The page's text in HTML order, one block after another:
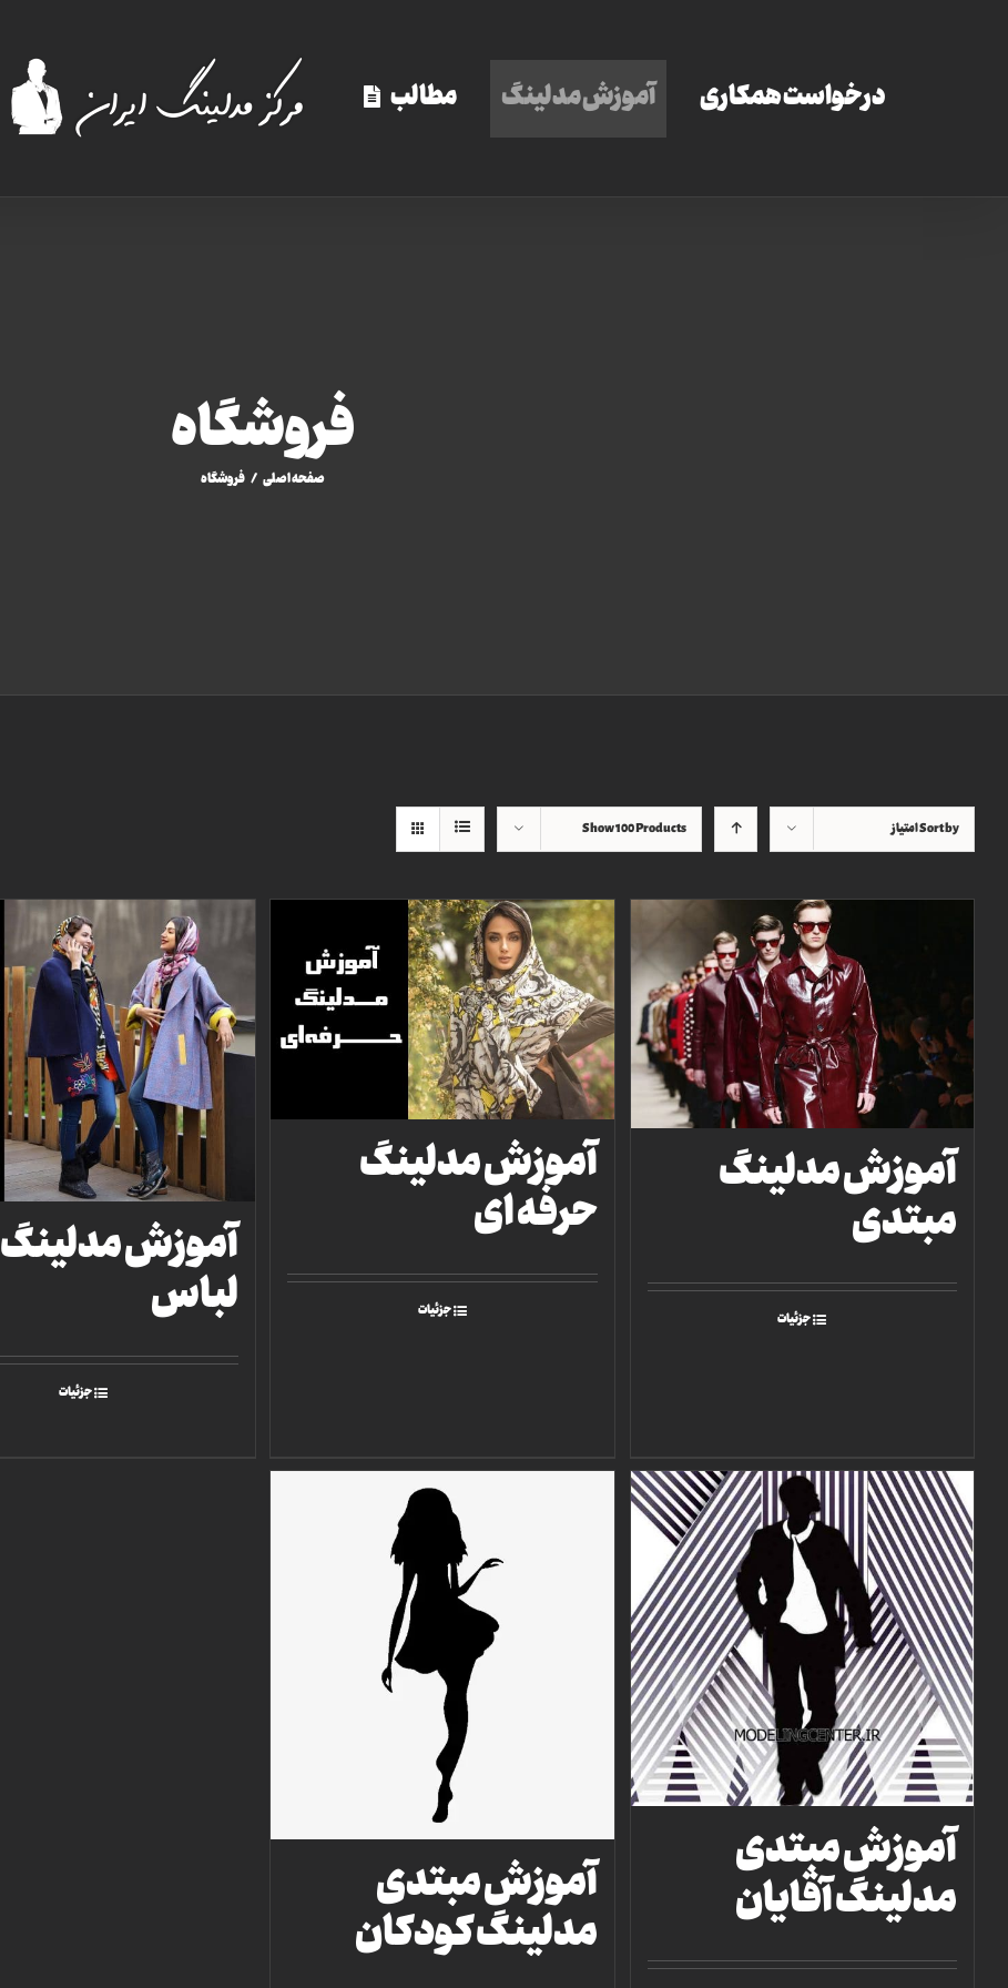
درخواست همکاری آموزش مدلینگ مطالب
فروشگاه
صفحه اصلی / فروشگاه
Sort byامتیاز Show100 Products
آموزش مدلینگ
مبتدی
جزئیات
آموزش مدلینگ
حرفه ای
جزئیات
آموزش مدلینگ
لباس
جزئیات
آموزش مبتدی
مدلینگ آقایان آموزش مبتدی
مدلینگ کودکان